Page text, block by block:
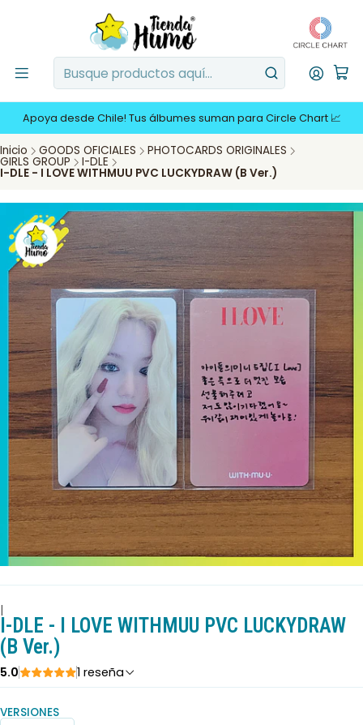
Apoya desde Chile! Tus álbumes suman para Circle Chart 📈
Inicio GOODS OFICIALES PHOTOCARDS ORIGINALES
GIRLS GROUP I-DLE
I-DLE - I LOVE WITHMUU PVC LUCKYDRAW (B Ver.)
|
I-DLE - I LOVE WITHMUU PVC LUCKYDRAW
(B Ver.)
5.0 1 reseña
VERSIONES